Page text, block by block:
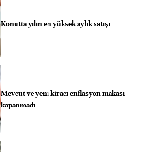
Konutta yılın en yüksek aylık satışı
Mevcut ve yeni kiracı enflasyon makası
kapanmadı